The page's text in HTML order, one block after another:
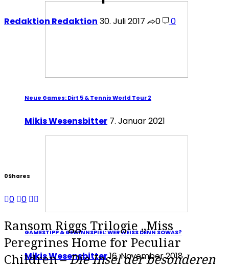
Neue Games: Dirt 5 & Tennis World Tour 2
Mikis Wesensbitter 7. Januar 2021
GAMESTIPP & GEWINNSPIEL: WER WEISS DENN SOWAS?
Mikis Wesensbitter16. November 2018
Redaktion Redaktion 30. Juli 2017 0 0
0Shares
0 0
Ransom Riggs Trilogie „Miss
Peregrines Home for Peculiar
Children –Die Insel der besonderen